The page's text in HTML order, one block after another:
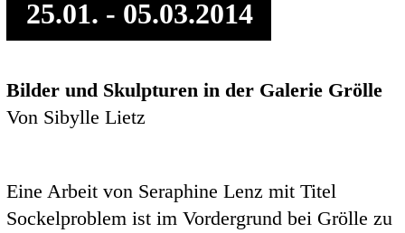
25.01. - 05.03.2014
Bilder und Skulpturen in der Galerie Grölle
Von Sibylle Lietz
Eine Arbeit von Seraphine Lenz mit Titel
Sockelproblem ist im Vordergrund bei Grölle zu